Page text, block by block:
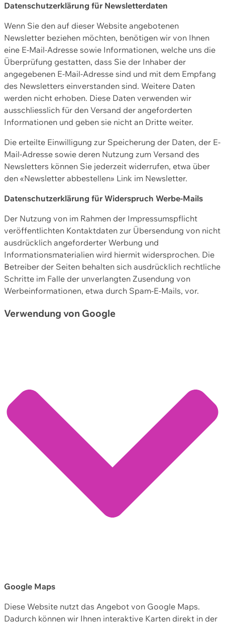
Datenschutzerklärung für Newsletterdaten
Wenn Sie den auf dieser Website angebotenen
Newsletter beziehen möchten, benötigen wir von Ihnen
eine E-Mail-Adresse sowie Informationen, welche uns die
Überprüfung gestatten, dass Sie der Inhaber der
angegebenen E-Mail-Adresse sind und mit dem Empfang
des Newsletters einverstanden sind. Weitere Daten
werden nicht erhoben. Diese Daten verwenden wir
ausschliesslich für den Versand der angeforderten
Informationen und geben sie nicht an Dritte weiter.
Die erteilte Einwilligung zur Speicherung der Daten, der E-
Mail-Adresse sowie deren Nutzung zum Versand des
Newsletters können Sie jederzeit widerrufen, etwa über
den «Newsletter abbestellen» Link im Newsletter.
Datenschutzerklärung für Widerspruch Werbe-Mails
Der Nutzung von im Rahmen der Impressumspflicht
veröffentlichten Kontaktdaten zur Übersendung von nicht
ausdrücklich angeforderter Werbung und
Informationsmaterialien wird hiermit widersprochen. Die
Betreiber der Seiten behalten sich ausdrücklich rechtliche
Schritte im Falle der unverlangten Zusendung von
Werbeinformationen, etwa durch Spam-E-Mails, vor.
Verwendung von Google
Google Maps
Diese Website nutzt das Angebot von Google Maps.
Dadurch können wir Ihnen interaktive Karten direkt in der